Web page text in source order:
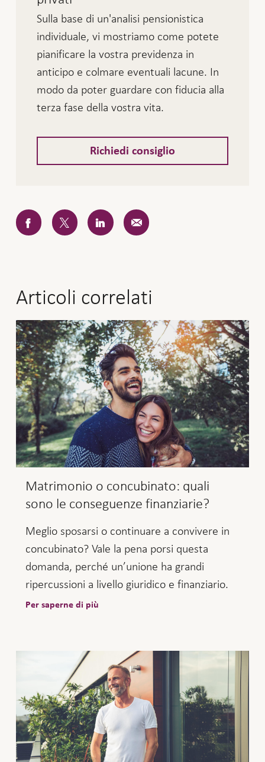
Sulla base di un'analisi pensionistica
individuale, vi mostriamo come potete
pianificare la vostra previdenza in
anticipo e colmare eventuali lacune. In
modo da poter guardare con fiducia alla
terza fase della vostra vita.
Richiedi consiglio
Articoli correlati
Matrimonio o concubinato: quali
sono le conseguenze finanziarie?
Meglio sposarsi o continuare a convivere in
concubinato? Vale la pena porsi questa
domanda, perché un’unione ha grandi
ripercussioni a livello giuridico e finanziario.
Per saperne di più